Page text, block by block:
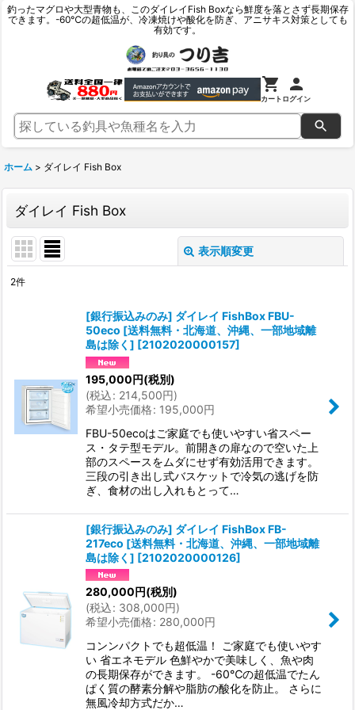
釣ったマグロや大型青物も、このダイレイFish Boxなら鮮度を落とさず長期保存
できます。-60℃の超低温が、冷凍焼けや酸化を防ぎ、アニサキス対策としても
有効です。
カートログイン
ホーム > ダイレイ Fish Box
ダイレイ Fish Box
表示順変更
絞り込む
2件
[銀行振込みのみ] ダイレイ FishBox FBU-
50eco [送料無料・北海道、沖縄、一部地域離
島は除く] [2102020000157]
195,000円(税別)
(税込: 214,500円)
希望小売価格: 195,000円
FBU-50ecoはご家庭でも使いやすい省スペー
ス・タテ型モデル。前開きの扉なので空いた上
部のスペースをムダにせず有効活用できます。
三段の引き出し式バスケットで冷気の逃げを防
ぎ、食材の出し入れもとって…
[銀行振込みのみ] ダイレイ FishBox FB-
217eco [送料無料・北海道、沖縄、一部地域離
島は除く] [2102020000126]
280,000円(税別)
(税込: 308,000円)
希望小売価格: 280,000円
コンンパクトでも超低温！ ご家庭でも使いやす
い 省エネモデル 色鮮やかで美味しく、魚や肉
の長期保存ができます。 -60℃の超低温でたん
ぱく質の酵素分解や脂肪の酸化を防止。 さらに
無風冷却方式だか…